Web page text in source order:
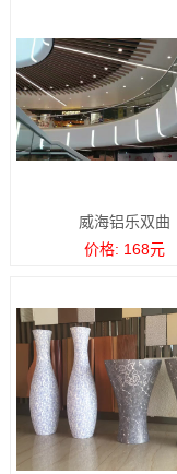
威海铝乐双曲
价格: 168元